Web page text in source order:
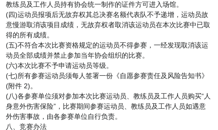
教练员及工作人员持有协会统一制作的证件方可进入场馆。
(四)运动员报项后无故弃权其总决赛名额代表队不予递增，运动员故
意慢游取消该项目成绩，无故弃权者取消该运动员在本次比赛中已取
得的所有成绩。
(五)不符合本次比赛资格规定的运动员不得参赛，一经发现取消该运
动员全部成绩并禁止参加当年协会组织的比赛。
(六)本次比赛不予申请运动员等级。
(七)所有参赛运动员须每人签署一份《自愿参赛责任及风险告知书》
(附件 2)。
(八)各参赛单位须对参加本次比赛运动员、教练员及工作人员购买“人
身意外伤害保险”，比赛期间参赛运动员、教练员及工作人员如遇意
外伤害事故，由各参赛单位自行负责。
八、竞赛办法